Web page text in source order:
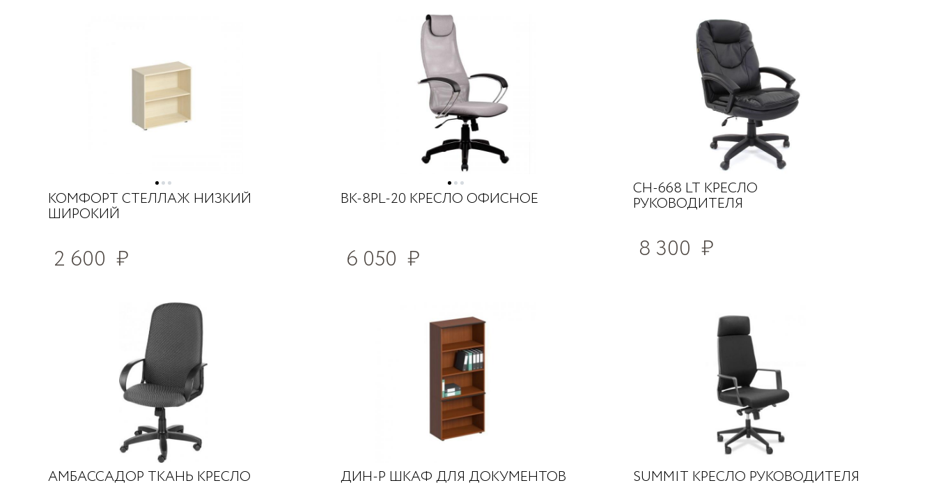
КОМФОРТ СТЕЛЛАЖ НИЗКИЙ
ШИРОКИЙ
2 600 ₽
BK-8PL-20 КРЕСЛО ОФИСНОЕ
6 050 ₽
CH-668 LT КРЕСЛО
РУКОВОДИТЕЛЯ
8 300 ₽
АМБАССАДОР ТКАНЬ КРЕСЛО ДИН-Р ШКАФ ДЛЯ ДОКУМЕНТОВ SUMMIT КРЕСЛО РУКОВОДИТЕЛЯ